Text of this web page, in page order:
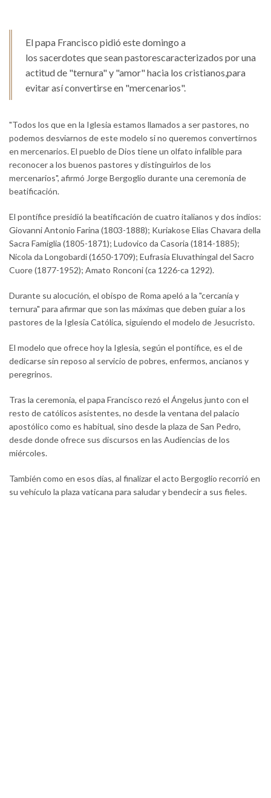
El papa Francisco pidió este domingo a
los sacerdotes que sean pastorescaracterizados por una
actitud de "ternura" y "amor" hacia los cristianos,para
evitar así convertirse en "mercenarios".
"Todos los que en la Iglesia estamos llamados a ser pastores, no
podemos desviarnos de este modelo si no queremos convertirnos
en mercenarios. El pueblo de Dios tiene un olfato infalible para
reconocer a los buenos pastores y distinguirlos de los
mercenarios", afirmó Jorge Bergoglio durante una ceremonia de
beatificación.
El pontífice presidió la beatificación de cuatro italianos y dos indios:
Giovanni Antonio Farina (1803-1888); Kuriakose Elias Chavara della
Sacra Famiglia (1805-1871); Ludovico da Casoria (1814-1885);
Nicola da Longobardi (1650-1709); Eufrasia Eluvathingal del Sacro
Cuore (1877-1952); Amato Ronconi (ca 1226-ca 1292).
Durante su alocución, el obispo de Roma apeló a la "cercanía y
ternura" para afirmar que son las máximas que deben guiar a los
pastores de la Iglesia Católica, siguiendo el modelo de Jesucristo.
El modelo que ofrece hoy la Iglesia, según el pontífice, es el de
dedicarse sin reposo al servicio de pobres, enfermos, ancianos y
peregrinos.
Tras la ceremonia, el papa Francisco rezó el Ángelus junto con el
resto de católicos asistentes, no desde la ventana del palacio
apostólico como es habitual, sino desde la plaza de San Pedro,
desde donde ofrece sus discursos en las Audiencias de los
miércoles.
También como en esos días, al finalizar el acto Bergoglio recorrió en
su vehículo la plaza vaticana para saludar y bendecir a sus fieles.